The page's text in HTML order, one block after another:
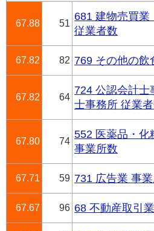
67.88 51
681 建物売買業
従業者数
67.82 82 769 その他の飲
67.82 64
724 公認会計士
士事務所 従業
67.80 74
552 医薬品・化
事業所数
67.71 59 731 広告業 事
67.67 96 68 不動産取引